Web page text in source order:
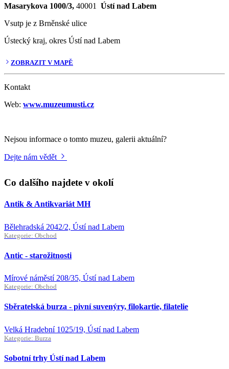
Masarykova 1000/3, 40001 Ústí nad Labem
Vsutp je z Brněnské ulice
Ústecký kraj, okres Ústí nad Labem
ZOBRAZIT V MAPĚ
Kontakt
Web: www.muzeumusti.cz
Nejsou informace o tomto muzeu, galerii aktuální?
Dejte nám vědět
Co dalšího najdete v okolí
Antik & Antikvariát MH
Bělehradská 2042/2, Ústí nad Labem
Kategorie: Obchod
Antic - starožitnosti
Mírové náměstí 208/35, Ústí nad Labem
Kategorie: Obchod
Sběratelská burza - pivní suvenýry, filokartie, filatelie
Velká Hradební 1025/19, Ústí nad Labem
Kategorie: Burza
Sobotní trhy Ústí nad Labem